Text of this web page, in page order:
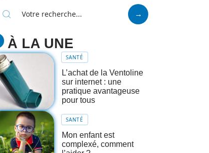
À LA UNE
SANTÉ
L’achat de la Ventoline
sur internet : une
pratique avantageuse
pour tous
SANTÉ
Mon enfant est
complexé, comment